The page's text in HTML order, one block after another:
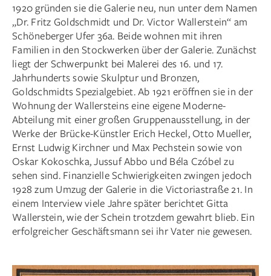
1920 gründen sie die Galerie neu, nun unter dem Namen
„Dr. Fritz Goldschmidt und Dr. Victor Wallerstein“ am
Schöneberger Ufer 36a. Beide wohnen mit ihren
Familien in den Stockwerken über der Galerie. Zunächst
liegt der Schwerpunkt bei Malerei des 16. und 17.
Jahrhunderts sowie Skulptur und Bronzen,
Goldschmidts Spezialgebiet. Ab 1921 eröffnen sie in der
Wohnung der Wallersteins eine eigene Moderne-
Abteilung mit einer großen Gruppenausstellung, in der
Werke der Brücke-Künstler Erich Heckel, Otto Mueller,
Ernst Ludwig Kirchner und Max Pechstein sowie von
Oskar Kokoschka, Jussuf Abbo und Béla Czóbel zu
sehen sind. Finanzielle Schwierigkeiten zwingen jedoch
1928 zum Umzug der Galerie in die Victoriastraße 21. In
einem Interview viele Jahre später berichtet Gitta
Wallerstein, wie der Schein trotzdem gewahrt blieb. Ein
erfolgreicher Geschäftsmann sei ihr Vater nie gewesen.